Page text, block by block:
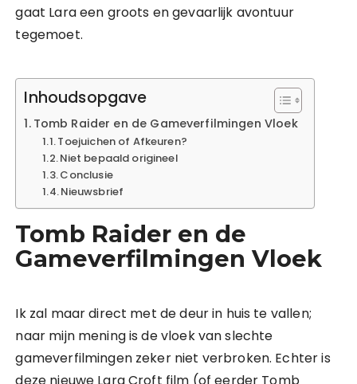
gaat Lara een groots en gevaarlijk avontuur
tegemoet.
Inhoudsopgave
Tomb Raider en de Gameverfilmingen Vloek
Toejuichen of Afkeuren?
Niet bepaald origineel
Conclusie
Nieuwsbrief
Tomb Raider en de
Gameverfilmingen Vloek
Ik zal maar direct met de deur in huis te vallen;
naar mijn mening is de vloek van slechte
gameverfilmingen zeker niet verbroken. Echter is